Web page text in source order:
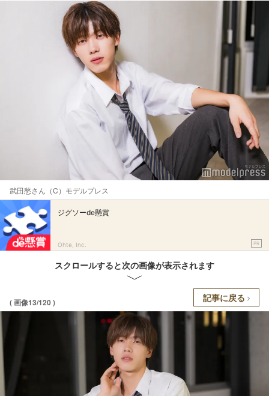
武田愁さん（C）モデルプレス
ジグソーde懸賞
Ohte, Inc. PR
スクロールすると次の画像が表示されます
( 画像13/120 ) 記事に戻る